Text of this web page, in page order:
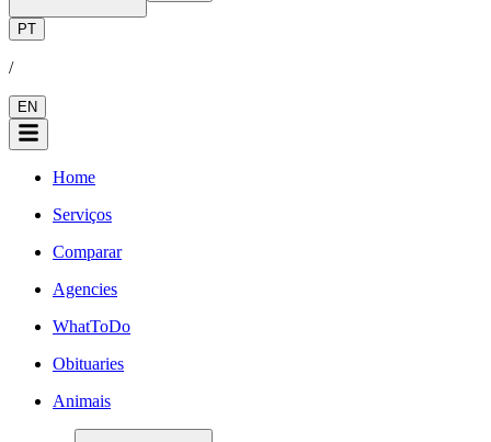
PT
/
EN
Home
Serviços
Comparar
Agencies
WhatToDo
Obituaries
Animais